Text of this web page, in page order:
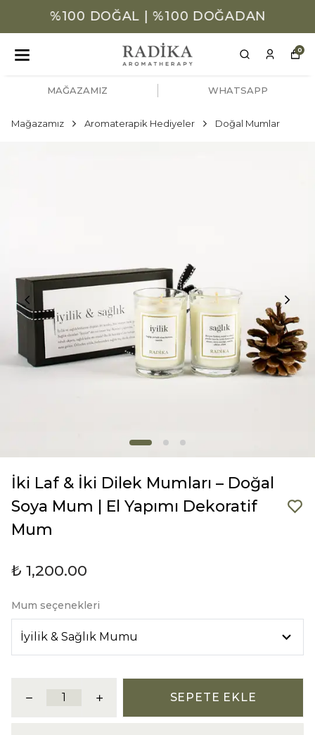
%100 DOĞAL | %100 DOĞADAN
0
MAĞAZAMIZ WHATSAPP
Mağazamız Aromaterapik Hediyeler Doğal Mumlar
İki Laf & İki Dilek Mumları – Doğal
Soya Mum | El Yapımı Dekoratif
Mum
₺ 1,200.00
Mum seçenekleri
SEPETE EKLE